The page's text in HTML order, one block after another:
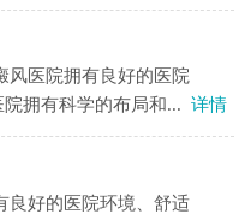
风医院拥有良好的医院
拥有科学的布局和... 详情
良好的医院环境、舒适